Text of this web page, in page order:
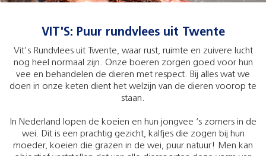
VIT'S: Puur rundvlees uit Twente
Vit's Rundvlees uit Twente, waar rust, ruimte en zuivere lucht
nog heel normaal zijn. Onze boeren zorgen goed voor hun
vee en behandelen de dieren met respect. Bij alles wat we
doen in onze keten dient het welzijn van de dieren voorop te
staan.
In Nederland lopen de koeien en hun jongvee ‘s zomers in de
wei. Dit is een prachtig gezicht, kalfjes die zogen bij hun
moeder, koeien die grazen in de wei, puur natuur! Men kan